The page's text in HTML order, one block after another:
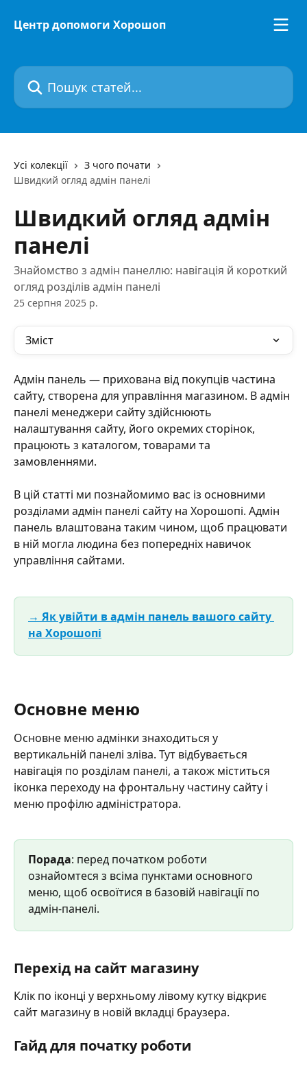
Центр допомоги Хорошоп
Пошук статей...
Усі колекції
З чого почати
Швидкий огляд адмін панелі
Швидкий огляд адмін
панелі
Знайомство з адмін панеллю: навігація й короткий
огляд розділів адмін панелі
25 серпня 2025 р.
Зміст
Адмін панель — прихована від покупців частина
сайту, створена для управління магазином. В адмін
панелі менеджери сайту здійснюють
налаштування сайту, його окремих сторінок,
працюють з каталогом, товарами та
замовленнями.
В цій статті ми познайомимо вас із основними
розділами адмін панелі сайту на Хорошопі. Адмін
панель влаштована таким чином, щоб працювати
в ній могла людина без попередніх навичок
управління сайтами.
→ Як увійти в адмін панель вашого сайту
на Хорошопі
Основне меню
Основне меню адмінки знаходиться у
вертикальній панелі зліва. Тут відбувається
навігація по розділам панелі, а також міститься
іконка переходу на фронтальну частину сайту і
меню профілю адміністратора.
Порада: перед початком роботи
ознайомтеся з всіма пунктами основного
меню, щоб освоїтися в базовій навігації по
адмін-панелі.
Перехід на сайт магазину
Клік по іконці у верхньому лівому кутку відкриє
сайт магазину в новій вкладці браузера.
Гайд для початку роботи